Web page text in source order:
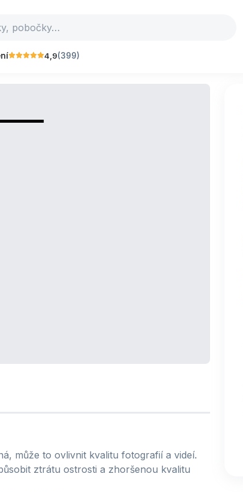
4,9(399)
může to ovlivnit kvalitu fotografií a videí.
ztrátu ostrosti a zhoršenou kvalitu